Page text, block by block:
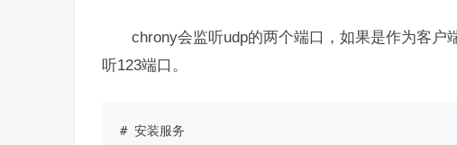
chrony会监听udp的两个端口，如果是作为客户
听123端口。
# 安装服务